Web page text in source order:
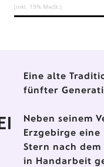
(inkl. 19% MwSt.)
Eine alte
fünfter
Neben seinem
Erzgebirge
Stern nach
in Handarbeit